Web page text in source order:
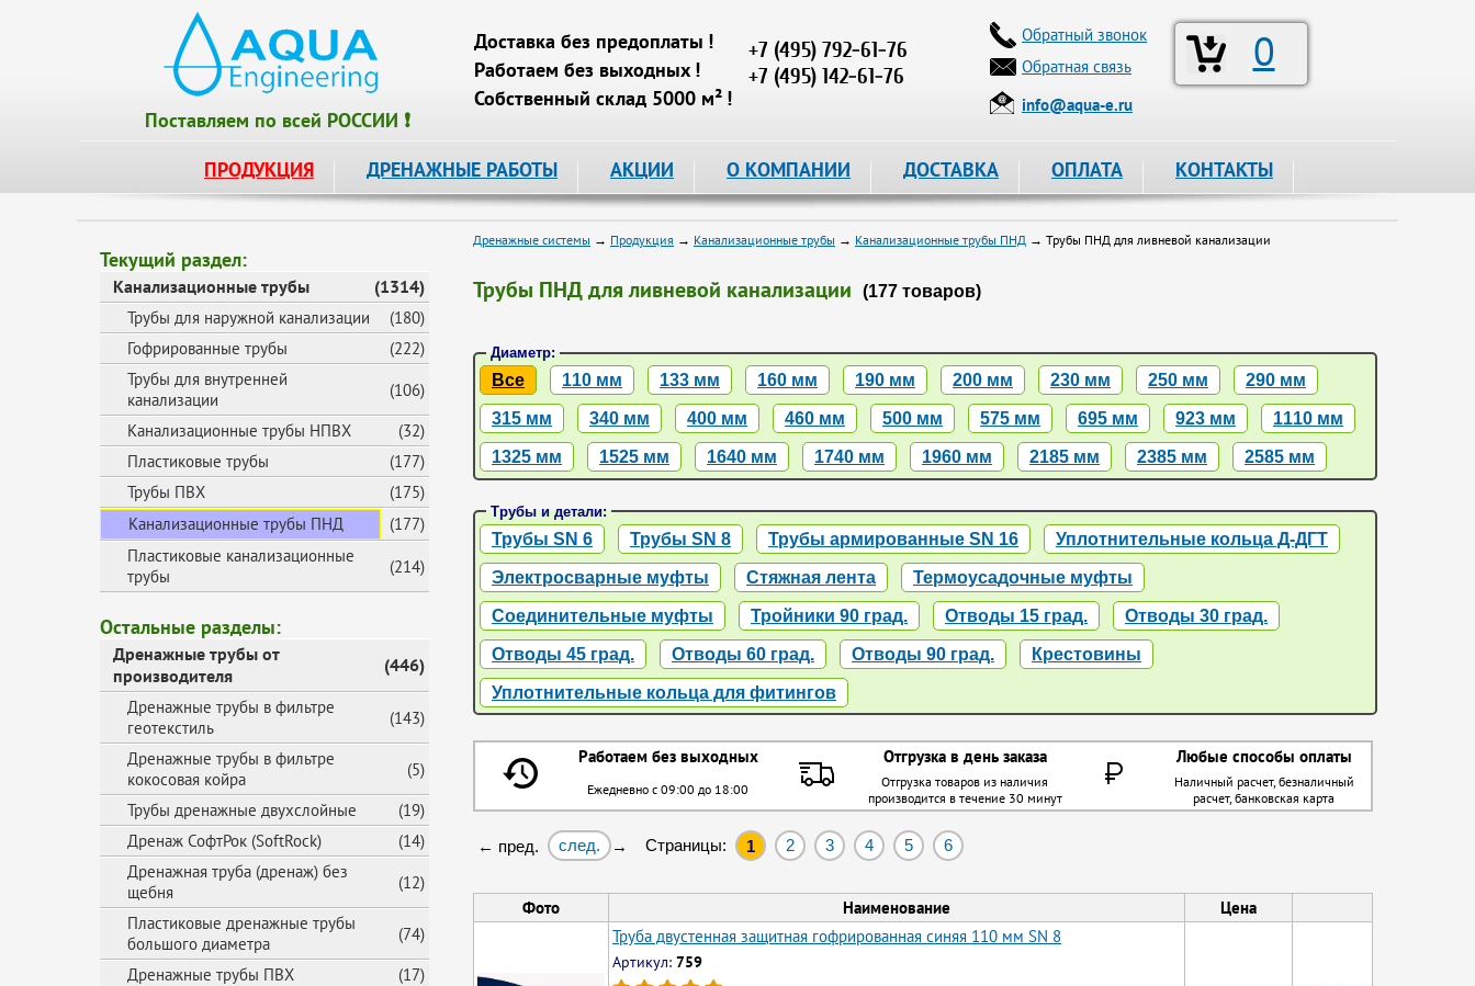
Поставляем по всей РОССИИ ❗
Доставка без предоплаты !
Работаем без выходных !
Собственный склад 5000 м² !
+7 (495) 792-61-76
+7 (495) 142-61-76
0
Обратный звонок
Обратная связь
info@aqua-e.ru
ПРОДУКЦИЯ ДРЕНАЖНЫЕ РАБОТЫ АКЦИИ О КОМПАНИИ ДОСТАВКА ОПЛАТА КОНТАКТЫ
Текущий раздел:
Канализационные трубы (1314)
Трубы для наружной канализации
(180)
Гофрированные трубы
(222)
Трубы для внутренней
канализации
(106)
Канализационные трубы НПВХ
(32)
Пластиковые трубы
(177)
Трубы ПВХ
(175)
Канализационные трубы ПНД
(177)
Пластиковые канализационные
трубы
(214)
Остальные разделы:
Дренажные трубы от
производителя
(446)
Дренажные трубы в фильтре
геотекстиль
(143)
Дренажные трубы в фильтре
кокосовая койра
(5)
Трубы дренажные двухслойные
(19)
Дренаж СофтРок (SoftRock)
(14)
Дренажная труба (дренаж) без
щебня
(12)
Пластиковые дренажные трубы
большого диаметра
(74)
Дренажные трубы ПВХ
(17)
Дренажные системы → Продукция → Канализационные трубы → Канализационные трубы ПНД → Трубы ПНД для ливневой канализации
Трубы ПНД для ливневой канализации (177 товаров)
Диаметр:
Все 110 мм 133 мм 160 мм 190 мм 200 мм 230 мм 250 мм 290 мм
315 мм 340 мм 400 мм 460 мм 500 мм 575 мм 695 мм 923 мм 1110 мм
1325 мм 1525 мм 1640 мм 1740 мм 1960 мм 2185 мм 2385 мм 2585 мм
Трубы и детали:
Трубы SN 6 Трубы SN 8 Трубы армированные SN 16 Уплотнительные кольца Д-ДГТ
Электросварные муфты Стяжная лента Термоусадочные муфты
Соединительные муфты Тройники 90 град. Отводы 15 град. Отводы 30 град.
Отводы 45 град. Отводы 60 град. Отводы 90 град. Крестовины
Уплотнительные кольца для фитингов
Работаем без выходных Отгрузка в день заказа Любые способы оплаты
Ежедневно с 09:00 до 18:00
Отгрузка товаров из наличия
производится в течение 30 минут
Наличный расчет, безналичный
расчет, банковская карта
← пред. след. → Страницы: 1 2 3 4 5 6
Фото Наименование
Цена
Труба двустенная защитная гофрированная синяя 110 мм SN 8
Артикул: 759